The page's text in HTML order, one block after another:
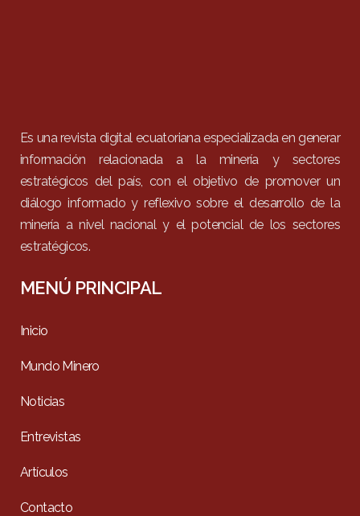
Es una revista digital ecuatoriana especializada en generar
información relacionada a la minería y sectores
estratégicos del país, con el objetivo de promover un
diálogo informado y reflexivo sobre el desarrollo de la
minería a nivel nacional y el potencial de los sectores
estratégicos.
MENÚ PRINCIPAL
Inicio
Mundo Minero
Noticias
Entrevistas
Artículos
Contacto